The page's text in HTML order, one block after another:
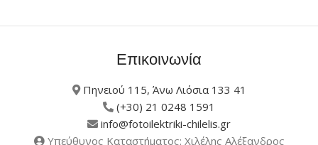
Επικοινωνία
Πηνειού 115, Άνω Λιόσια 133 41
(+30) 21 0248 1591
info@fotoilektriki-chilelis.gr
Υπεύθυνος Καταστήματος: Χιλέλης Αλέξανδρος